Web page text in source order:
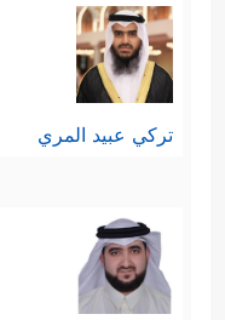
تركي عبيد المري